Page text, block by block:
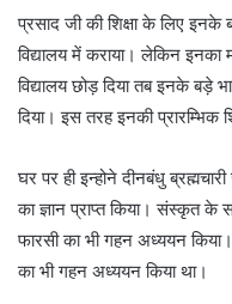
प्रसाद जी की शिक्षा के लिए
विद्यालय में कराया। लेकिन
विद्यालय छोड़ दिया तब इनके बड़े
दिया। इस तरह इनकी प्रारम्भिक
घर पर ही इन्होने दीनबंधु
का ज्ञान प्राप्त किया। संस्कृत के
फारसी का भी गहन अध्ययन किया।
का भी गहन अध्ययन किया था।